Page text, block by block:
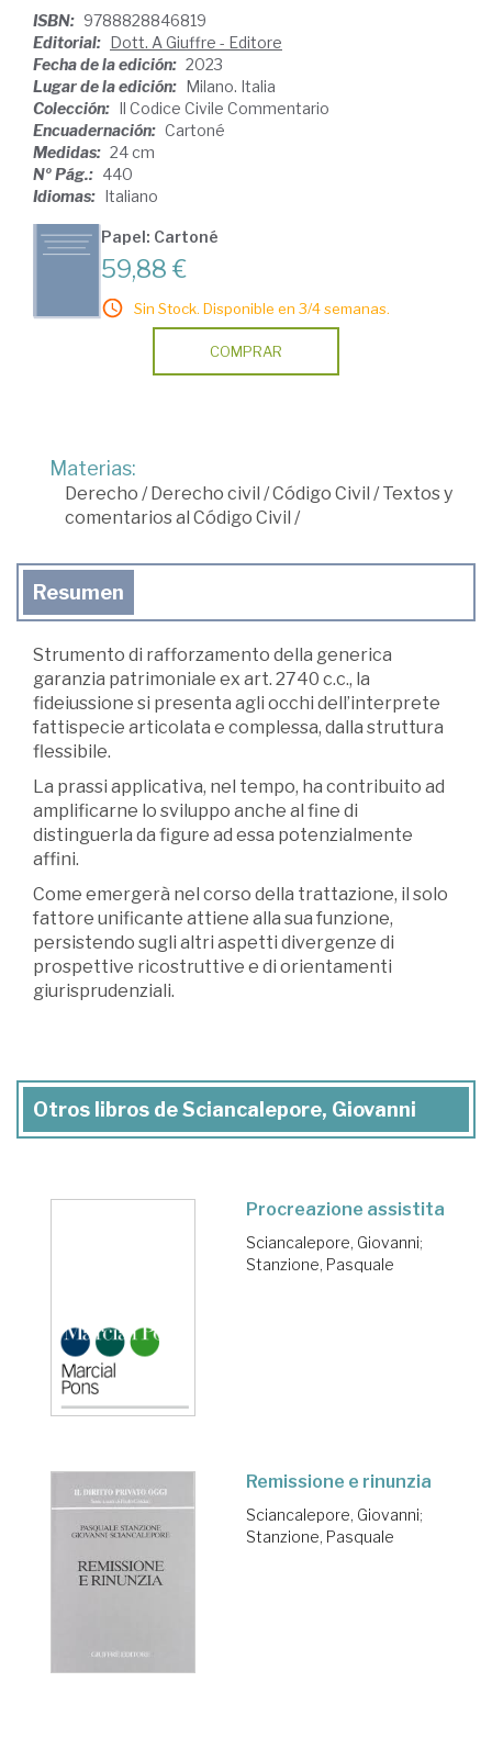
ISBN: 9788828846819
Editorial: Dott. A Giuffre - Editore
Fecha de la edición: 2023
Lugar de la edición: Milano. Italia
Colección: Il Codice Civile Commentario
Encuadernación: Cartoné
Medidas: 24 cm
Nº Pág.: 440
Idiomas: Italiano
Papel: Cartoné
59,88 €
Sin Stock. Disponible en 3/4 semanas.
COMPRAR
Materias:
Derecho / Derecho civil /Código Civil /Textos y
comentarios al Código Civil /
Resumen
Strumento di rafforzamento della generica
garanzia patrimoniale ex art. 2740 c.c., la
fideiussione si presenta agli occhi dell’interprete
fattispecie articolata e complessa, dalla struttura
flessibile.
La prassi applicativa, nel tempo, ha contribuito ad
amplificarne lo sviluppo anche al fine di
distinguerla da figure ad essa potenzialmente
affini.
Come emergerà nel corso della trattazione, il solo
fattore unificante attiene alla sua funzione,
persistendo sugli altri aspetti divergenze di
prospettive ricostruttive e di orientamenti
giurisprudenziali.
Otros libros de Sciancalepore, Giovanni
Procreazione assistita
Sciancalepore, Giovanni;
Stanzione, Pasquale
Remissione e rinunzia
Sciancalepore, Giovanni;
Stanzione, Pasquale